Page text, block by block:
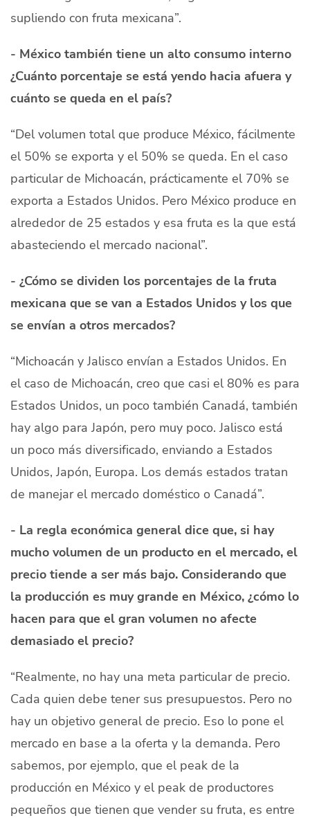
supliendo con fruta mexicana”.
- México también tiene un alto consumo interno
¿Cuánto porcentaje se está yendo hacia afuera y
cuánto se queda en el país?
“Del volumen total que produce México, fácilmente
el 50% se exporta y el 50% se queda. En el caso
particular de Michoacán, prácticamente el 70% se
exporta a Estados Unidos. Pero México produce en
alrededor de 25 estados y esa fruta es la que está
abasteciendo el mercado nacional”.
- ¿Cómo se dividen los porcentajes de la fruta
mexicana que se van a Estados Unidos y los que
se envían a otros mercados?
“Michoacán y Jalisco envían a Estados Unidos. En
el caso de Michoacán, creo que casi el 80% es para
Estados Unidos, un poco también Canadá, también
hay algo para Japón, pero muy poco. Jalisco está
un poco más diversificado, enviando a Estados
Unidos, Japón, Europa. Los demás estados tratan
de manejar el mercado doméstico o Canadá”.
- La regla económica general dice que, si hay
mucho volumen de un producto en el mercado, el
precio tiende a ser más bajo. Considerando que
la producción es muy grande en México, ¿cómo lo
hacen para que el gran volumen no afecte
demasiado el precio?
“Realmente, no hay una meta particular de precio.
Cada quien debe tener sus presupuestos. Pero no
hay un objetivo general de precio. Eso lo pone el
mercado en base a la oferta y la demanda. Pero
sabemos, por ejemplo, que el peak de la
producción en México y el peak de productores
pequeños que tienen que vender su fruta, es entre